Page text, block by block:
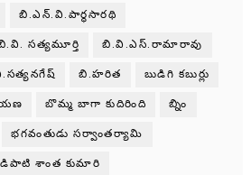
బి.ఎన్.వి.పార్థసారథి
సత్యమూర్తి బి.వి.ఎస్.రామారావు
బి.హరిత బుడిగి కబుర్లు
బొమ్మ బాగా కుదిరింది బ్నిం
భగవంతుడు సర్వాంతర్యామి
శాంత కుమారి